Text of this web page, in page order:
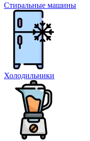
Стиральные машины
Холодильники